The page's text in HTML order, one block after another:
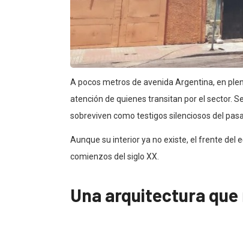
A pocos metros de avenida Argentina, en
atención de quienes transitan por el sector.
sobreviven como testigos silenciosos del
Aunque su interior ya no existe, el frente del
comienzos del siglo XX.
Una arquitectura